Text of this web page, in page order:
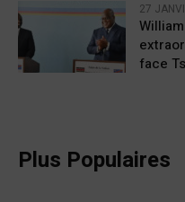
27
face
Plus Populaires